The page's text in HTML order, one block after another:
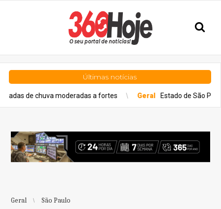
Últimas notícias
moderadas a fortes Geral Estado de São Paulo confirma
Geral São Paulo